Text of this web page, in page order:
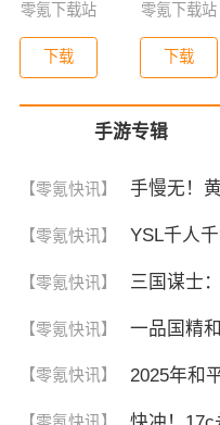
零氪下载站
下载
零氪下载站
下载
手游专辑
【零氪快讯】
【零氪快讯】
【零氪快讯】 三国谋士
【零氪快讯】
【零氪快讯】